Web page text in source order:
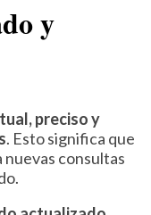
y
preciso y
. Esto significa que
consultas